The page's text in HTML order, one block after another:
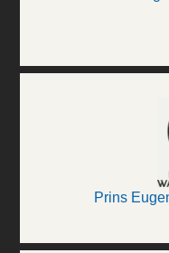
Prins